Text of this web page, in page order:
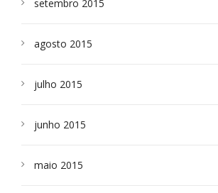
setembro 2015
agosto 2015
julho 2015
junho 2015
maio 2015